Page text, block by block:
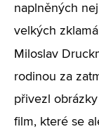
naplněných
velkých
Miloslav
rodinou za
přivezl
film, které se